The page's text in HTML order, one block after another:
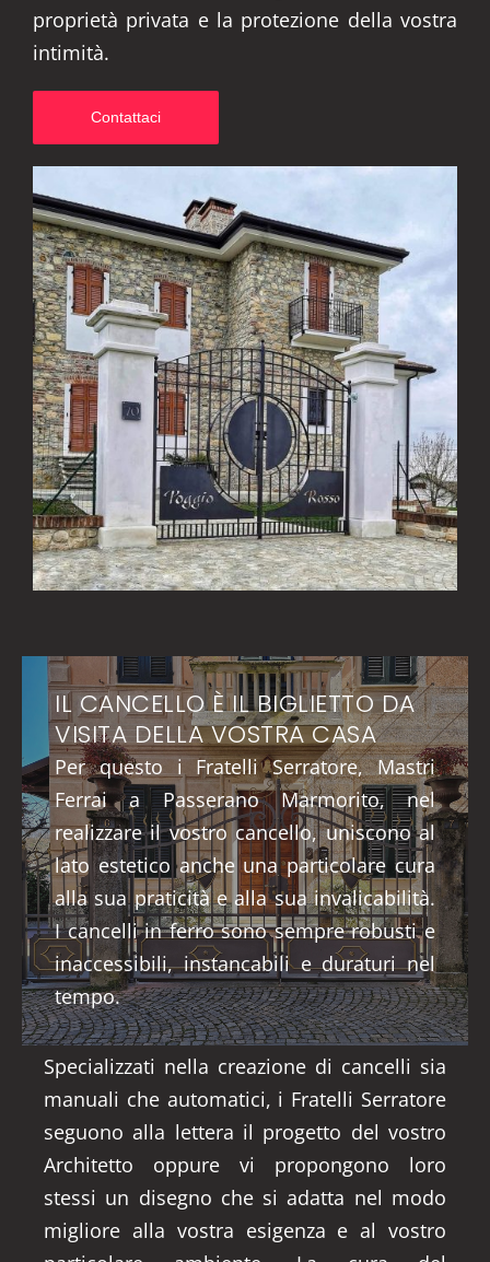
proprietà privata e la protezione della vostra
intimità.
Contattaci
IL CANCELLO È IL BIGLIETTO DA
VISITA DELLA VOSTRA CASA
Per questo i Fratelli Serratore, Mastri
Ferrai a Passerano Marmorito, nel
realizzare il vostro cancello, uniscono al
lato estetico anche una particolare cura
alla sua praticità e alla sua invalicabilità.
I cancelli in ferro sono sempre robusti e
inaccessibili, instancabili e duraturi nel
tempo.
Specializzati nella creazione di cancelli sia
manuali che automatici, i Fratelli Serratore
seguono alla lettera il progetto del vostro
Architetto oppure vi propongono loro
stessi un disegno che si adatta nel modo
migliore alla vostra esigenza e al vostro